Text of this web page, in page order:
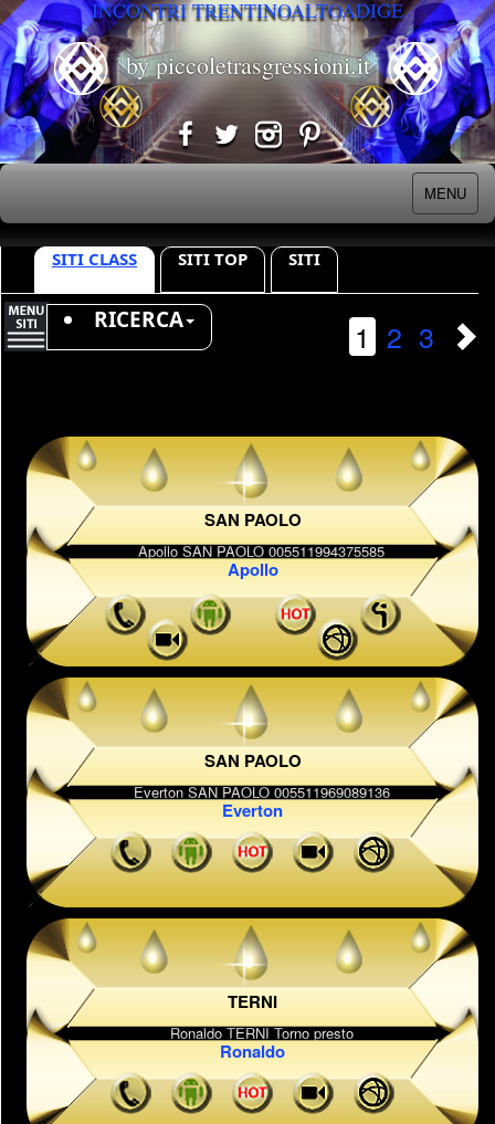
INCONTRI TRENTINOALTOADIGE
by piccoletrasgressioni.it
MENU
SITI CLASS SITI TOP SITI
RICERCA 1 2 3
SAN PAOLO
Apollo
SAN PAOLO
Everton
TERNI
Ronaldo